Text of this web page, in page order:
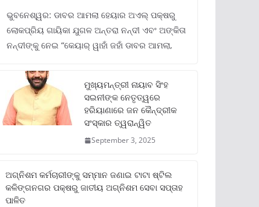
ଭୁବନେଶ୍ୱର: ଡାବର ଆମଲା ହେୟାର ଅଏଲ୍ ପକ୍ଷରୁ
ଲୋକପ୍ରିୟ ଗାୟିକା ଯୁଗଳ ଅନ୍ତରା ନନ୍ଦୀ ଏବଂ ଅଙ୍କିତା
ନନ୍ଦୀଙ୍କୁ ନେଇ “କେୟାର୍ ୱାହାଁ ଜହାଁ ଡାବର ଆମଲା,
ମୁଖ୍ୟମନ୍ତ୍ରୀ ନାୟାବ ସିଂହ
ସଇନୀଙ୍କ ନେତୃତ୍ୱରେ
ହରିୟାଣାରେ ଜନ କୈନ୍ଦ୍ରୀକ
ସଂସ୍କାର ତ୍ୱରାନ୍ୱିତ
September 3, 2025
ଅଗ୍ନିଶମ କର୍ମଚାରୀଙ୍କୁ ସମ୍ମାନ ଜଣାଇ ଟାଟା ଷ୍ଟିଲ
କଳିଙ୍ଗନଗର ପକ୍ଷରୁ ଜାତୀୟ ଅଗ୍ନିଶମ ସେବା ସପ୍ତାହ
ପାଳିତ